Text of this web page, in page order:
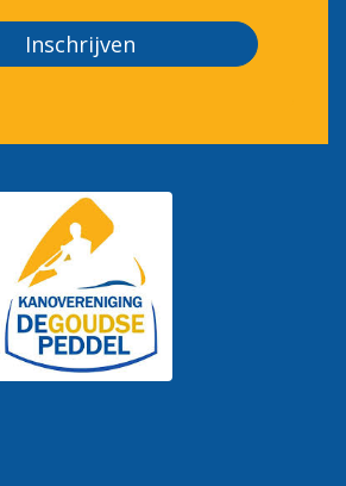
Inschrijven